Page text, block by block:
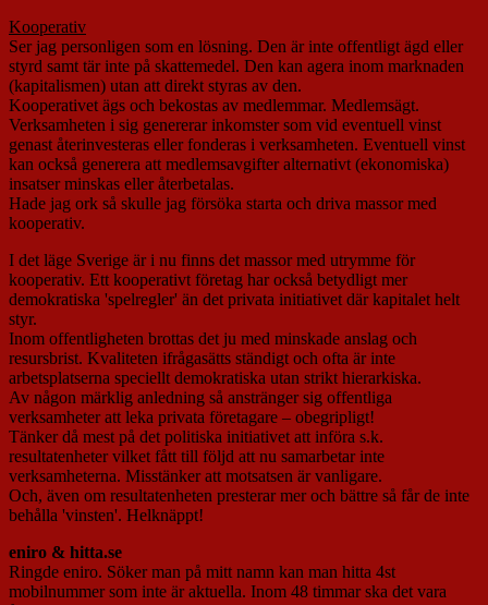
Kooperativ
Ser jag personligen som en lösning. Den är inte offentligt ägd eller
styrd samt tär inte på skattemedel. Den kan agera inom marknaden
(kapitalismen) utan att direkt styras av den.
Kooperativet ägs och bekostas av medlemmar. Medlemsägt.
Verksamheten i sig genererar inkomster som vid eventuell vinst
genast återinvesteras eller fonderas i verksamheten. Eventuell vinst
kan också generera att medlemsavgifter alternativt (ekonomiska)
insatser minskas eller återbetalas.
Hade jag ork så skulle jag försöka starta och driva massor med
kooperativ.
I det läge Sverige är i nu finns det massor med utrymme för
kooperativ. Ett kooperativt företag har också betydligt mer
demokratiska 'spelregler' än det privata initiativet där kapitalet helt
styr.
Inom offentligheten brottas det ju med minskade anslag och
resursbrist. Kvaliteten ifrågasätts ständigt och ofta är inte
arbetsplatserna speciellt demokratiska utan strikt hierarkiska.
Av någon märklig anledning så anstränger sig offentliga
verksamheter att leka privata företagare – obegripligt!
Tänker då mest på det politiska initiativet att införa s.k.
resultatenheter vilket fått till följd att nu samarbetar inte
verksamheterna. Misstänker att motsatsen är vanligare.
Och, även om resultatenheten presterar mer och bättre så får de inte
behålla 'vinsten'. Helknäppt!
eniro & hitta.se
Ringde eniro. Söker man på mitt namn kan man hitta 4st
mobilnummer som inte är aktuella. Inom 48 timmar ska det vara